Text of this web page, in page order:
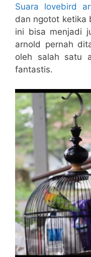
Suara lovebird
dan ngotot ketika
ini bisa menjadi
arnold pernah
oleh salah satu
fantastis.